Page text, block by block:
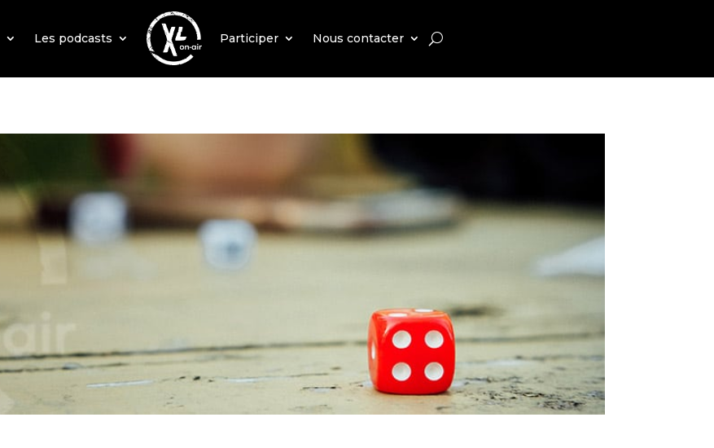
Les podcasts Participer Nous contacter